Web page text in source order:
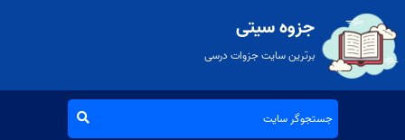
جزوه سیتی
برترین سایت جزوات درسی